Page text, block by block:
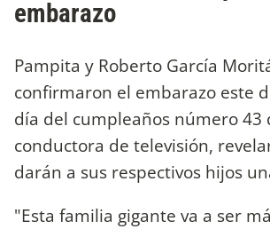
embarazo
Pampita y Roberto García
confirmaron el embarazo este
día del cumpleaños número 43
conductora de televisión,
darán a sus respectivos hijos
"Esta familia gigante va a ser